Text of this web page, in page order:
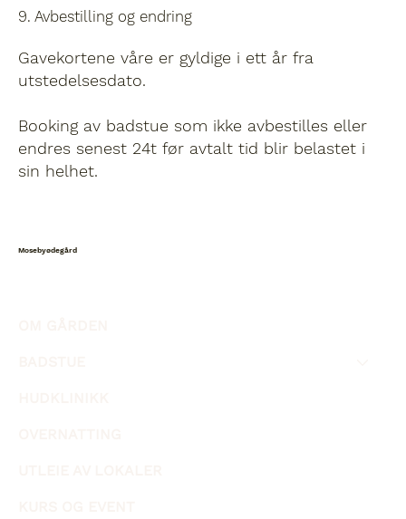
9. Avbestilling og endring
Gavekortene våre er gyldige i ett år fra
utstedelsesdato.
Booking av badstue som ikke avbestilles eller
endres senest 24t før avtalt tid blir belastet i
sin helhet.
Mosebyødegård